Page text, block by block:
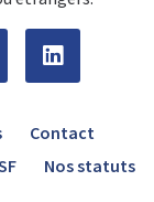
Contact
Nos statuts